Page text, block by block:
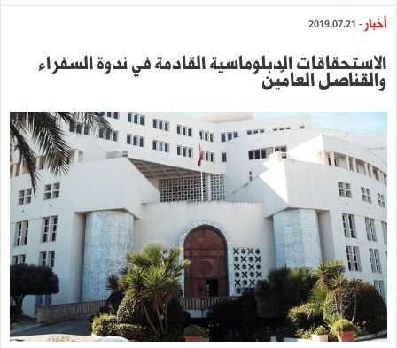
أخبار - 2019.07.21
الاستحقاقات الدبلوماسية القادمة في ندوة السفراء
والقناصل العامّين